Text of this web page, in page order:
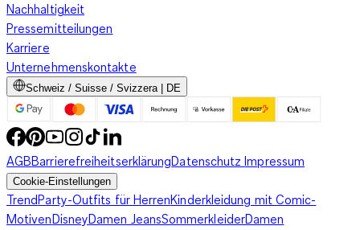
Nachhaltigkeit
Pressemitteilungen
Karriere
Unternehmenskontakte
Schweiz / Suisse / Svizzera | DE
AGBBarrierefreiheitserklärungDatenschutzImpressum
Cookie-Einstellungen
TrendParty-Outfits für HerrenKinderkleidung mit Comic-
MotivenDisneyDamen JeansSommerkleiderDamen